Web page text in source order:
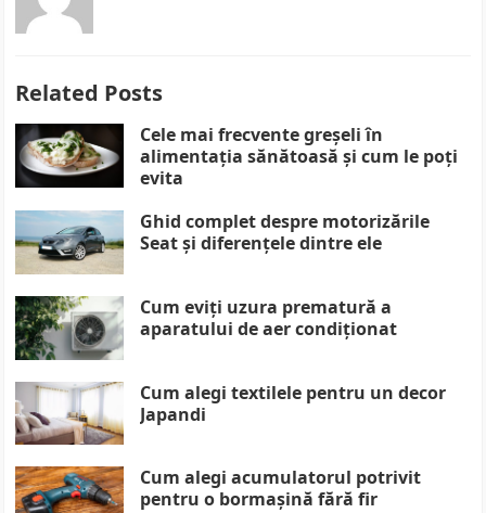
Related Posts
Cele mai frecvente greșeli în
alimentația sănătoasă și cum le poți
evita
Ghid complet despre motorizările
Seat și diferențele dintre ele
Cum eviți uzura prematură a
aparatului de aer condiționat
Cum alegi textilele pentru un decor
Japandi
Cum alegi acumulatorul potrivit
pentru o bormașină fără fir